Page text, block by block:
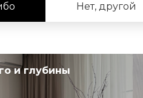
Нет, другой
и глубины